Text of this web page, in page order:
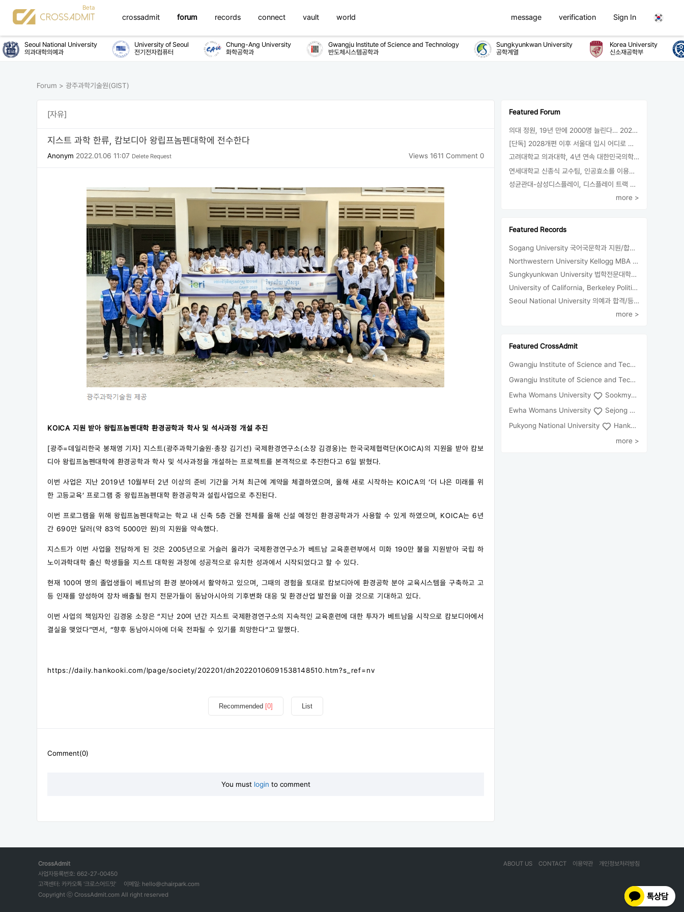
crossadmit forum records connect vault world message verification Sign In
Seoul National University
의과대학의예과
University of Seoul
전기전자컴퓨터
Chung-Ang University
화학공학과
Gwangju Institute of Science and Technology
반도체시스템공학과
Sungkyunkwan University
공학계열
Korea University
신소재공학부
Forum > 광주과학기술원(GIST)
[자유]
지스트 과학 한류, 캄보디아 왕립프놈펜대학에 전수한다
Anonym 2022.01.06 11:07 Delete Request Views 1611 Comment 0
KOICA 지원 받아 왕립프놈펜대학 환경공학과 학사 및 석사과정 개설 추진
[광주=데일리한국 봉채영 기자] 지스트(광주과학기술원·총장 김기선) 국제환경연구소(소장 김경웅)는 한국국제협력단(KOICA)의 지원을 받아 캄보
디아 왕립프놈펜대학에 환경공학과 학사 및 석사과정을 개설하는 프로젝트를 본격적으로 추진한다고 6일 밝혔다.
이번 사업은 지난 2019년 10월부터 2년 이상의 준비 기간을 거쳐 최근에 계약을 체결하였으며, 올해 새로 시작하는 KOICA의 ‘더 나은 미래를 위
한 고등교육’ 프로그램 중 왕립프놈펜대학 환경공학과 설립사업으로 추진된다.
이번 프로그램을 위해 왕립프놈펜대학교는 학교 내 신축 5층 건물 전체를 올해 신설 예정인 환경공학과가 사용할 수 있게 하였으며, KOICA는 6년
간 690만 달러(약 83억 5000만 원)의 지원을 약속했다.
지스트가 이번 사업을 전담하게 된 것은 2005년으로 거슬러 올라가 국제환경연구소가 베트남 교육훈련부에서 미화 190만 불을 지원받아 국립 하
노이과학대학 출신 학생들을 지스트 대학원 과정에 성공적으로 유치한 성과에서 시작되었다고 할 수 있다.
현재 100여 명의 졸업생들이 베트남의 환경 분야에서 활약하고 있으며, 그때의 경험을 토대로 캄보디아에 환경공학 분야 교육시스템을 구축하고 고
등 인재를 양성하여 장차 배출될 현지 전문가들이 동남아시아의 기후변화 대응 및 환경산업 발전을 이끌 것으로 기대하고 있다.
이번 사업의 책임자인 김경웅 소장은 “지난 20여 년간 지스트 국제환경연구소의 지속적인 교육훈련에 대한 투자가 베트남을 시작으로 캄보디아에서
결실을 맺었다”면서, “향후 동남아시아에 더욱 전파될 수 있기를 희망한다”고 말했다.
https://daily.hankooki.com/lpage/society/202201/dh20220106091538148510.htm?s_ref=nv
Recommended [0] List
Comment(0)
You must login to comment
Featured Forum
의대 정원, 19년 만에 2000명 늘린다… 2025년 입시부터 적용
[단독] 2028개편 이후 서울대 입시 어디로 갈까.. ‘정시40% 폐지 추진’
고려대학교 의과대학, 4년 연속 대한민국의학한림원 정회원 최다 배출 外
연세대학교 신종식 교수팀, 인공효소를 이용한 아민의 키랄전환 세계 최초로 성공
성균관대-삼성디스플레이, 디스플레이 트랙 운영 협약 체결
more >
Featured Records
Sogang University 국어국문학과 지원/합격/등록
Northwestern University Kellogg MBA 합격
Sungkyunkwan University 법학전문대학원 지원/합격
University of California, Berkeley Political Science 지원/합격/등록
Seoul National University 의예과 합격/등록
more >
Featured CrossAdmit
Gwangju Institute of Science and Technology
Gwangju Institute of Science and Technology
Ewha Womans University
Sookmyung Women's University
Ewha Womans University
Sejong University
Pukyong National University
Hankuk University of Foreign Studies(Global Campus
more >
CrossAdmit 개인정보처리방침
이용약관
CONTACT
ABOUT US
사업자등록번호: 662-27-00450
고객센터: 카카오톡 '크로스어드밋'
이메일: hello@chairpark.com
Copyright ⓒ CrossAdmit.com All right reserved